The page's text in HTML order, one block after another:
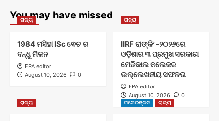
You may have missed
ରାଜ୍ୟ
1984 ମସିହା ISc ଵେଚ ର
ବନ୍ଧୁ ମିଳନ
EPA editor
August 10, 2026
0
ରାଜ୍ୟ
IIRF ରାଙ୍କିଂ -୨୦୨୬ରେ
ଓଡ଼ିଶାର ୩ ପ୍ରମୁଖ ସରକାରୀ
ମେଡିକାଲ କଲେଜର
ଉଲ୍ଲେଖନୀୟ ସଫଳତା
EPA editor
August 10, 2026
0
ରାଜ୍ୟ
ମନୋରଞ୍ଜନ ରାଜ୍ୟ